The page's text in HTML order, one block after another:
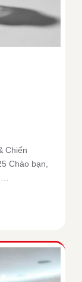
Chiến
Chào bạn,